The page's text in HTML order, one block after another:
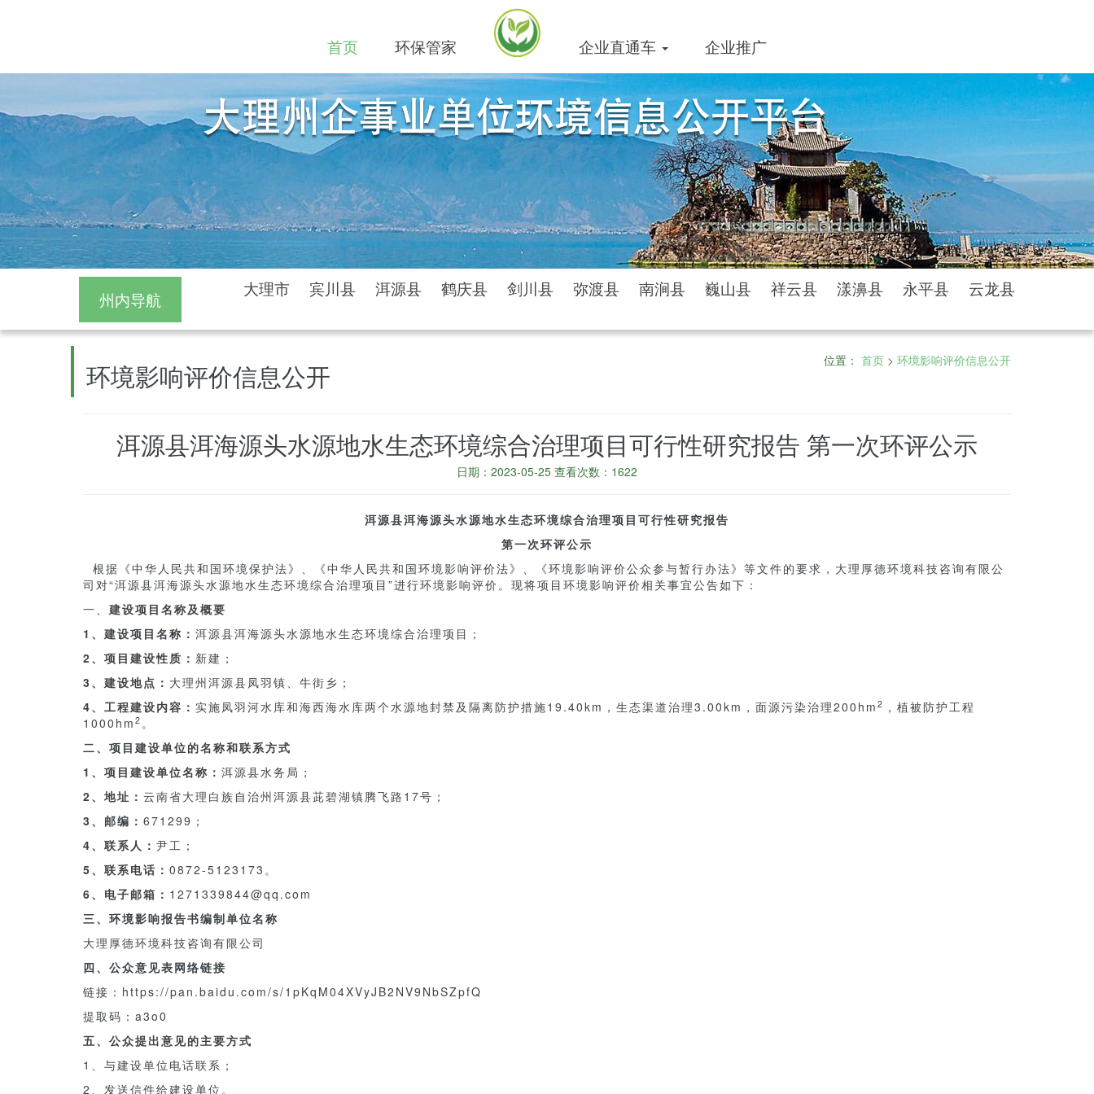
首页 环保管家 企业直通车 企业推广
州内导航
大理市 宾川县 洱源县 鹤庆县 剑川县 弥渡县 南涧县 巍山县 祥云县 漾濞县 永平县 云龙县
环境影响评价信息公开 位置： 首页 > 环境影响评价信息公开
洱源县洱海源头水源地水生态环境综合治理项目可行性研究报告 第一次环评公示
日期：2023-05-25 查看次数：1622
洱源县洱海源头水源地水生态环境综合治理项目可行性研究报告
第一次环评公示
根据《中华人民共和国环境保护法》、《中华人民共和国环境影响评价法》、《环境影响评价公众参与暂行办法》等文件的要求，大理厚德环境科技咨询有限公
司对“洱源县洱海源头水源地水生态环境综合治理项目”进行环境影响评价。现将项目环境影响评价相关事宜公告如下：
一、 建设项目名称及概要
1、建设项目名称： 洱源县洱海源头水源地水生态环境综合治理项目；
2、项目建设性质： 新建；
3、建设地点： 大理州洱源县凤羽镇、牛街乡；
4、工程建设内容： 实施凤羽河水库和海西海水库两个水源地封禁及隔离防护措施19.40km，生态渠道治理3.00km，面源污染治理200hm 2 ，植被防护工程
1000hm 2 。
二、项目建设单位的名称和联系方式
1、项目建设单位名称： 洱源县水务局；
2、地址： 云南省大理白族自治州洱源县茈碧湖镇腾飞路17号；
3、邮编： 671299；
4、联系人： 尹工；
5、联系电话： 0872-5123173。
6、电子邮箱： 1271339844@qq.com
三、环境影响报告书编制单位名称
大理厚德环境科技咨询有限公司
四、公众意见表网络链接
链接：https://pan.baidu.com/s/1pKqM04XVyJB2NV9NbSZpfQ
提取码：a3o0
五、公众提出意见的主要方式
1、与建设单位电话联系；
2、发送信件给建设单位。